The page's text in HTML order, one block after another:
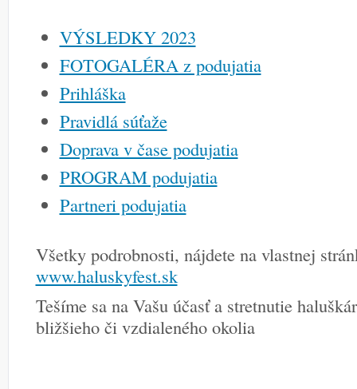
VÝSLEDKY 2023
FOTOGALÉRA z podujatia
Prihláška
Pravidlá súťaže
Doprava v čase podujatia
PROGRAM podujatia
Partneri podujatia
Všetky podrobnosti, nájdete na vlastnej
www.haluskyfest.sk
Tešíme sa na Vašu účasť a stretnutie
bližšieho či vzdialeného okolia